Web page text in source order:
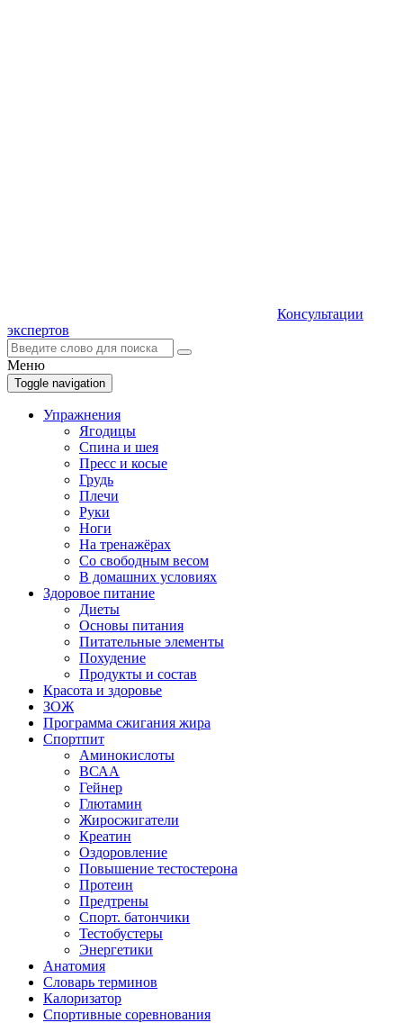
Консультации
экспертов
Меню
Toggle navigation
Упражнения
Ягодицы
Спина и шея
Пресс и косые
Грудь
Плечи
Руки
Ноги
На тренажёрах
Со свободным весом
В домашних условиях
Здоровое питание
Диеты
Основы питания
Питательные элементы
Похудение
Продукты и состав
Красота и здоровье
ЗОЖ
Программа сжигания жира
Спортпит
Аминокислоты
ВСАА
Гейнер
Глютамин
Жиросжигатели
Креатин
Оздоровление
Повышение тестостерона
Протеин
Предтрены
Спорт. батончики
Тестобустеры
Энергетики
Анатомия
Словарь терминов
Калоризатор
Спортивные соревнования